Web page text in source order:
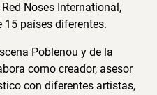
Noses International,
países diferentes.
Poblenou y de la
como creador, asesor
con diferentes artistas,